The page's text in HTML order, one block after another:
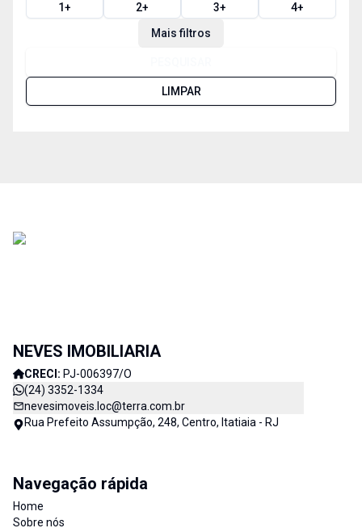
1+ 2+ 3+ 4+
Mais filtros
LIMPAR
NEVES IMOBILIARIA
CRECI: PJ-006397/O
(24) 3352-1334
nevesimoveis.loc@terra.com.br
Rua Prefeito Assumpção, 248, Centro, Itatiaia - RJ
Navegação rápida
Home
Sobre nós